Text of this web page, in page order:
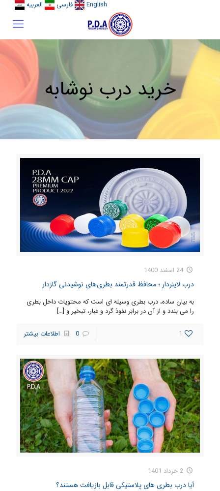
English فارسی العربیه
خرید درب نوشابه
24 اسفند 1400
درب لاینردار ؛ محافظ قدرتمند بطری‌های نوشیدنی گازدار
به بیان ساده، درب بطری وسیله ای است که محتویات داخل بطری
را می بندد و از آن در برابر نفوذ گرد و غبار، تبخیر و […]
1
0 اطلاعات بیشتر
2 خرداد 1401
آیا درب بطری های پلاستیکی قابل بازیافت هستند؟